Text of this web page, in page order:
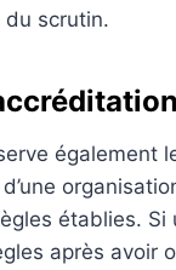
scrutin.
également
établies. Si
après avoir